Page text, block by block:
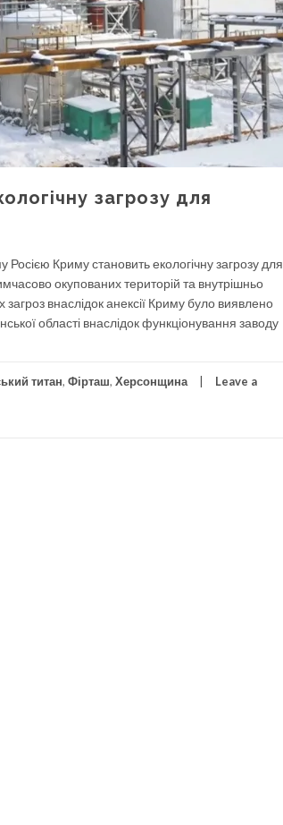
загрозу для
Росією Криму становить екологічну загрозу для
окупованих територій та внутрішньо
внаслідок анексії Криму було виявлено
області внаслідок функціонування заводу
титан, Фірташ, Херсонщина Leave a